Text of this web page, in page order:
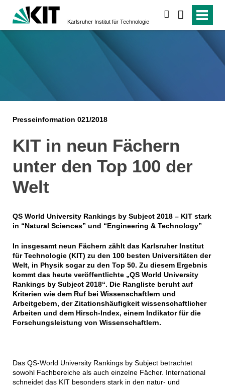
Karlsruher Institut für Technologie
Presseinformation 021/2018
KIT in neun Fächern
unter den Top 100 der
Welt
QS World University Rankings by Subject 2018 – KIT stark
in “Natural Sciences” und “Engineering & Technology”
In insgesamt neun Fächern zählt das Karlsruher Institut
für Technologie (KIT) zu den 100 besten Universitäten der
Welt, in Physik sogar zu den Top 50. Zu diesem Ergebnis
kommt das heute veröffentlichte „QS World University
Rankings by Subject 2018“. Die Rangliste beruht auf
Kriterien wie dem Ruf bei Wissenschaftlern und
Arbeitgebern, der Zitationshäufigkeit wissenschaftlicher
Arbeiten und dem Hirsch-Index, einem Indikator für die
Forschungsleistung von Wissenschaftlern.
Das QS-World University Rankings by Subject betrachtet
sowohl Fachbereiche als auch einzelne Fächer. International
schneidet das KIT besonders stark in den natur- und